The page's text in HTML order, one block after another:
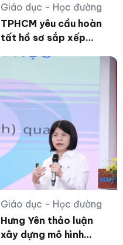
Giáo dục - Học đường
TPHCM yêu cầu hoàn
tất hồ sơ sắp xếp
Giáo dục - Học đường
Hưng Yên thảo luận
xây dựng mô hình